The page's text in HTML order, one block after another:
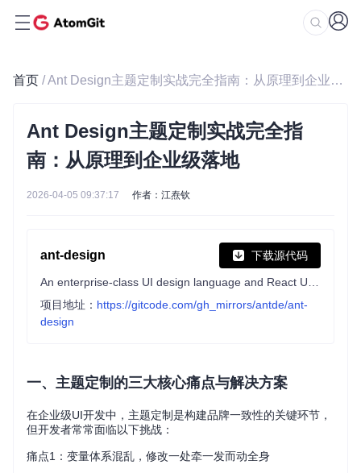
首页 / Ant Design主题定制实战完全指南：从原理到企业级落地
Ant Design主题定制实战完全指
南：从原理到企业级落地
2026-04-05 09:37:17 作者：江焘钦
ant-design 下载源代码
项目地址： https://gitcode.com/gh_mirrors/antde/ant-
design
一、主题定制的三大核心痛点与解决方案
在企业级UI开发中，主题定制是构建品牌一致性的关键环节，
但开发者常常面临以下挑战：
痛点1：变量体系混乱，修改一处牵一发而动全身